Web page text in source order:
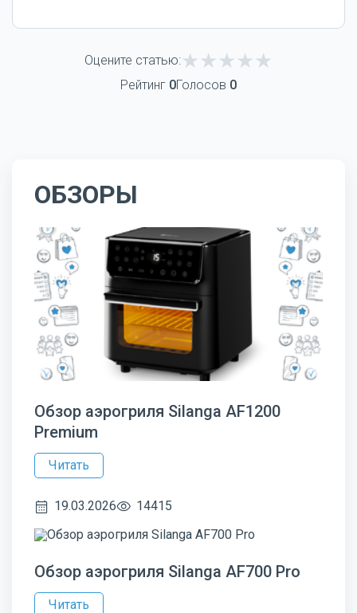
Оцените статью:
Рейтинг 0Голосов 0
ОБЗОРЫ
Обзор аэрогриля Silanga AF1200
Premium
Читать
19.03.2026 14415
Обзор аэрогриля Silanga AF700 Pro
Читать